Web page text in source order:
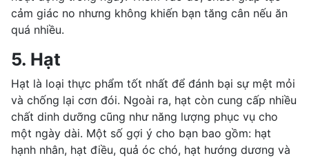
cảm giác no nhưng không khiến bạn tăng cân nếu ăn
quá nhiều.
5. Hạt
Hạt là loại thực phẩm tốt nhất để đánh bại sự mệt mỏi
và chống lại cơn đói. Ngoài ra, hạt còn cung cấp nhiều
chất dinh dưỡng cũng như năng lượng phục vụ cho
một ngày dài. Một số gợi ý cho bạn bao gồm: hạt
hạnh nhân, hạt điều, quả óc chó, hạt hướng dương và